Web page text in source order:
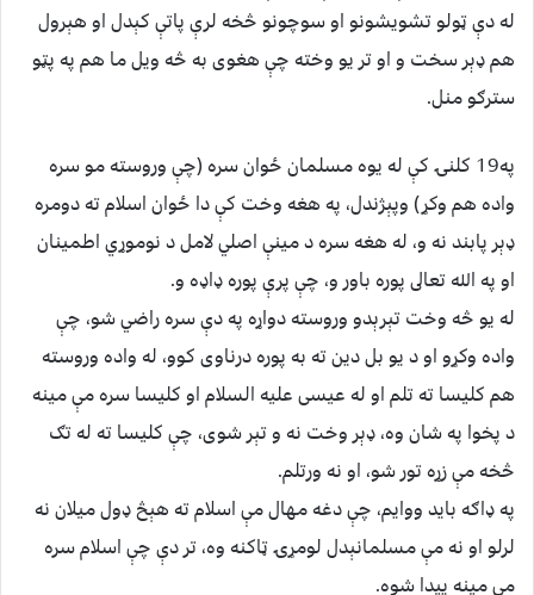
له دې ټولو تشويشونو او سوچونو څخه لرې پاتې كېدل او هېرول
هم ډېر سخت و او تر يو وخته چې هغوى به څه ويل ما هم په پټو
سترګو منل.
په19 كلنۍ كې له يوه مسلمان ځوان سره (چې وروسته مو سره
واده هم وكړ) وپېژندل، په هغه وخت كې دا ځوان اسلام ته دومره
ډېر پابند نه و، له هغه سره د مينې اصلي لامل د نوموړي اطمينان
او په الله تعالى پوره باور و، چې پرې پوره ډاډه و.
له يو څه وخت تېرېدو وروسته دواړه په دې سره راضي شو، چې
واده وكړو او د يو بل دين ته به پوره درناوى كوو، له واده وروسته
هم كليسا ته تلم او له عيسى عليه السلام او كليسا سره مې مينه
د پخوا په شان وه، ډېر وخت نه و تېر شوى، چې كليسا ته له تګ
څخه مې زړه تور شو، او نه ورتلم.
په ډاګه بايد ووايم، چې دغه مهال مې اسلام ته هېڅ ډول ميلان نه
لرلو او نه مې مسلمانېدل لومړۍ ټاكنه وه، تر دې چې اسلام سره
مې مينه پيدا شوه.